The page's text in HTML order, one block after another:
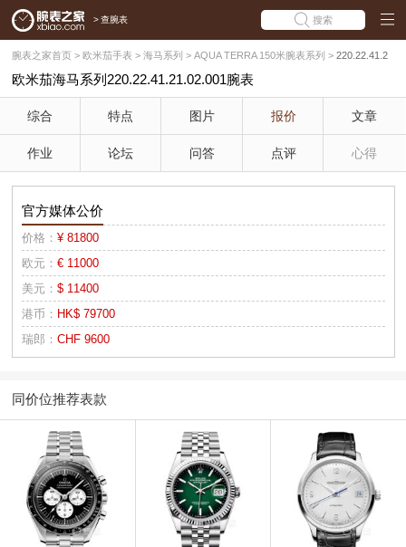
> 查腕表 搜索
腕表之家首页 > 欧米茄手表 > 海马系列 > AQUA TERRA 150米腕表系列 > 220.22.41.2
1.02.001
欧米茄海马系列220.22.41.21.02.001腕表
综合 特点 图片 报价 文章
作业 论坛 问答 点评 心得
官方媒体公价
价格： ¥ 81800
欧元： € 11000
美元： $ 11400
港币： HK$ 79700
瑞郎： CHF 9600
同价位推荐表款